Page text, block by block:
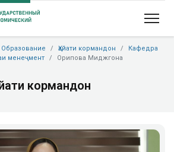
Образование Ҳайати кормандон
Кафедра
менеҷмент
Орипова Миджгона
кормандон